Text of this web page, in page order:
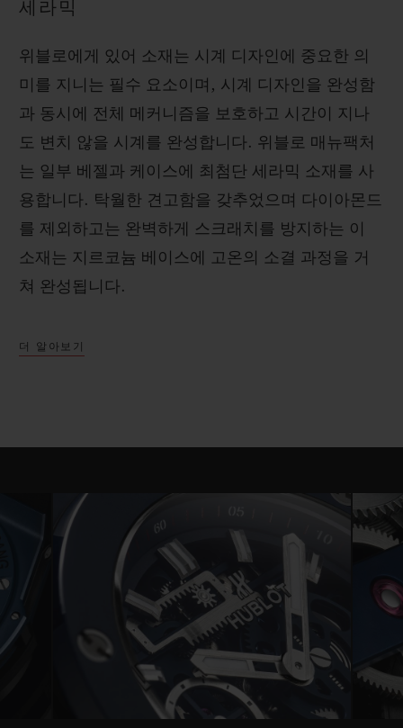
세라믹
위블로에게 있어 소재는 시계 디자인에 중요한 의
미를 지니는 필수 요소이며, 시계 디자인을 완성함
과 동시에 전체 메커니즘을 보호하고 시간이 지나
도 변치 않을 시계를 완성합니다. 위블로 매뉴팩처
는 일부 베젤과 케이스에 최첨단 세라믹 소재를 사
용합니다. 탁월한 견고함을 갖추었으며 다이아몬드
를 제외하고는 완벽하게 스크래치를 방지하는 이
소재는 지르코늄 베이스에 고온의 소결 과정을 거
쳐 완성됩니다.
더 알아보기